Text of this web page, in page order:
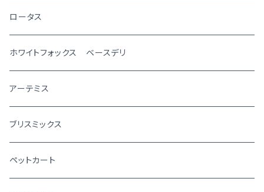
ロータス
ホワイトフォックス ベースデリ
アーテミス
ブリスミックス
ペットカート